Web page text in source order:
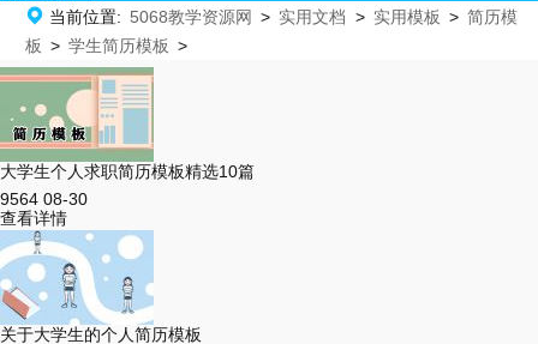
 当前位置: 5068教学资源网 > 实用文档 > 实用模板 > 简历模
板 > 学生简历模板 >
大学生个人求职简历模板精选10篇
9564 08-30
查看详情
关于大学生的个人简历模板